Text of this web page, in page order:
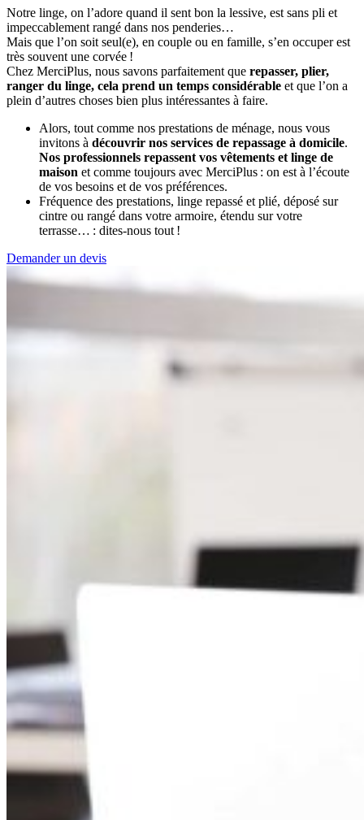
Notre linge, on l’adore quand il sent bon la lessive, est sans pli et
impeccablement rangé dans nos penderies…
Mais que l’on soit seul(e), en couple ou en famille, s’en occuper est
très souvent une corvée !
Chez MerciPlus, nous savons parfaitement que repasser, plier,
ranger du linge, cela prend un temps considérable et que l’on a
plein d’autres choses bien plus intéressantes à faire.
Alors, tout comme nos prestations de ménage, nous vous
invitons à découvrir nos services de repassage à domicile.
Nos professionnels repassent vos vêtements et linge de
maison et comme toujours avec MerciPlus : on est à l’écoute
de vos besoins et de vos préférences.
Fréquence des prestations, linge repassé et plié, déposé sur
cintre ou rangé dans votre armoire, étendu sur votre
terrasse… : dites-nous tout !
Demander un devis